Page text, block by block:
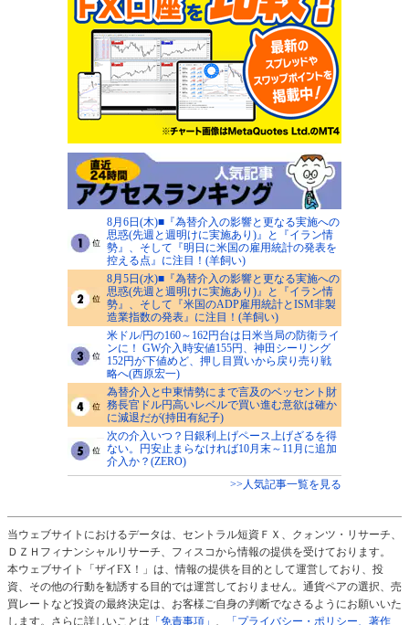
8月6日(木)■『為替介入の影響と更なる実施への
思惑(先週と週明けに実施あり)』と『イラン情
勢』、そして『明日に米国の雇用統計の発表を
控える点』に注目！(羊飼い)
8月5日(水)■『為替介入の影響と更なる実施への
思惑(先週と週明けに実施あり)』と『イラン情
勢』、そして『米国のADP雇用統計とISM非製
造業指数の発表』に注目！(羊飼い)
米ドル/円の160～162円台は日米当局の防衛ライ
ンに！ GW介入時安値155円、神田シーリング
152円が下値めど、押し目買いから戻り売り戦
略へ(西原宏一)
為替介入と中東情勢にまで言及のベッセント財
務長官ドル円高いレベルで買い進む意欲は確か
に減退だが(持田有紀子)
次の介入いつ？日銀利上げペース上げざるを得
ない。円安止まらなければ10月末～11月に追加
介入か？(ZERO)
>>人気記事一覧を見る
当ウェブサイトにおけるデータは、セントラル短資ＦＸ、クォンツ・リサーチ、
ＤＺＨフィナンシャルリサーチ、フィスコから情報の提供を受けております。
本ウェブサイト「ザイFX！」は、情報の提供を目的として運営しており、投
資、その他の行動を勧誘する目的では運営しておりません。通貨ペアの選択、売
買レートなど投資の最終決定は、お客様ご自身の判断でなさるようにお願いいた
します。さらに詳しいことは 「免責事項」 「プライバシー・ポリシー、著作